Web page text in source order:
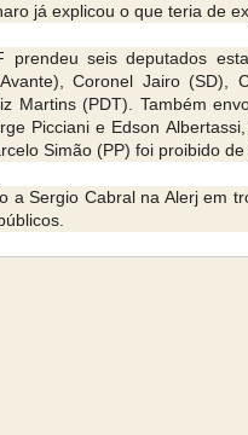
já explicou o que teria de
seis deputados
Coronel Jairo (SD),
Martins (PDT). Também
Picciani e Edson
Simão (PP) foi proibido de
a Sergio Cabral na Alerj em